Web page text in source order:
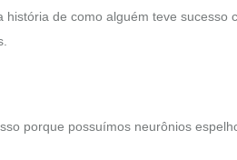
de como alguém teve sucesso
porque possuímos neurônios